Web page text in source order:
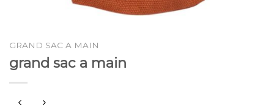
GRAND SAC A MAIN
grand sac a main